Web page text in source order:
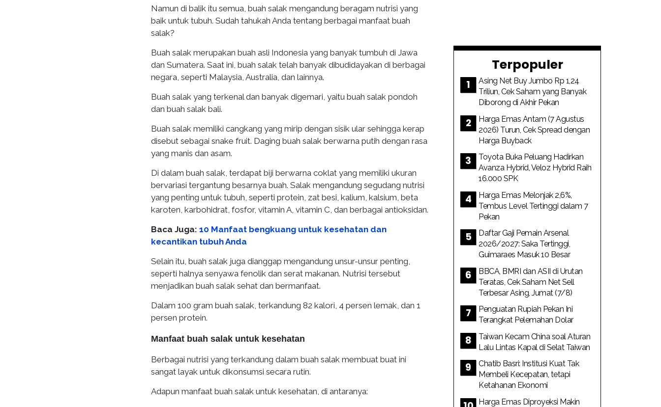
Namun di balik itu semua, buah salak mengandung beragam nutrisi yang
baik untuk tubuh. Sudah tahukah Anda tentang berbagai manfaat buah
salak?
Buah salak merupakan buah asli Indonesia yang banyak tumbuh di Jawa
dan Sumatera. Saat ini, buah salak telah banyak dibudidayakan di berbagai
negara, seperti Malaysia, Australia, dan lainnya.
Buah salak yang terkenal dan banyak digemari, yaitu buah salak pondoh
dan buah salak bali.
Buah salak memiliki cangkang yang mirip dengan sisik ular sehingga kerap
disebut sebagai snake fruit. Daging buah salak berwarna putih dengan rasa
yang manis dan asam.
Di dalam buah salak, terdapat biji berwarna coklat yang memiliki ukuran
bervariasi tergantung besarnya buah. Salak mengandung segudang nutrisi
yang penting untuk tubuh, seperti protein, zat besi, kalium, kalsium, beta
karoten, karbohidrat, fosfor, vitamin A, vitamin C, dan berbagai antioksidan.
Baca Juga: 10 Manfaat bengkuang untuk kesehatan dan
kecantikan tubuh Anda
Selain itu, buah salak juga dianggap mengandung unsur-unsur penting,
seperti halnya senyawa fenolik dan serat makanan. Nutrisi tersebut
menjadikan buah salak sehat dan bermanfaat.
Dalam 100 gram buah salak, terkandung 82 kalori, 4 persen lemak, dan 1
persen protein.
Manfaat buah salak untuk kesehatan
Berbagai nutrisi yang terkandung dalam buah salak membuat buat ini
sangat layak untuk dikonsumsi secara rutin.
Adapun manfaat buah salak untuk kesehatan, di antaranya:
Terpopuler
Asing Net Buy Jumbo Rp 1,24
Triliun, Cek Saham yang Banyak
Diborong di Akhir Pekan
Harga Emas Antam (7 Agustus
2026) Turun, Cek Spread dengan
Harga Buyback
Toyota Buka Peluang Hadirkan
Avanza Hybrid, Veloz Hybrid Raih
16.000 SPK
Harga Emas Melonjak 2,6%,
Tembus Level Tertinggi dalam 7
Pekan
Daftar Gaji Pemain Arsenal
2026/2027: Saka Tertinggi,
Guimaraes Masuk 10 Besar
BBCA, BMRI dan ASII di Urutan
Teratas, Cek Saham Net Sell
Terbesar Asing, Jumat (7/8)
Penguatan Rupiah Pekan Ini
Terangkat Pelemahan Dolar
Taiwan Kecam China soal Aturan
Lalu Lintas Kapal di Selat Taiwan
Chatib Basri: Institusi Kuat Tak
Membeli Kecepatan, tetapi
Ketahanan Ekonomi
Harga Emas Diproyeksi Makin